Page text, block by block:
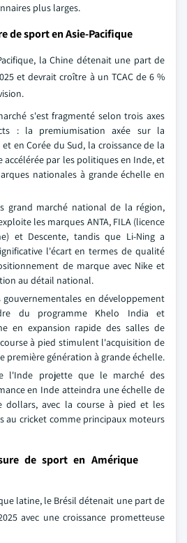
plus larges.
de sport en Asie-Pacifique
la Chine détenait une part de
et devrait croître à un TCAC de 6 %
s'est fragmenté selon trois axes
: la premiumisation axée sur la
en Corée du Sud, la croissance de la
accélérée par les politiques en Inde, et
nationales à grande échelle en
grand marché national de la région,
les marques ANTA, FILA (licence
et Descente, tandis que Li-Ning a
l'écart en termes de qualité
de marque avec Nike et
au détail national.
gouvernementales en développement
du programme Khelo India et
en expansion rapide des salles de
à pied stimulent l'acquisition de
première génération à grande échelle.
l'Inde projette que le marché des
en Inde atteindra une échelle de
dollars, avec la course à pied et les
au cricket comme principaux moteurs
de sport en Amérique
latine, le Brésil détenait une part de
avec une croissance prometteuse